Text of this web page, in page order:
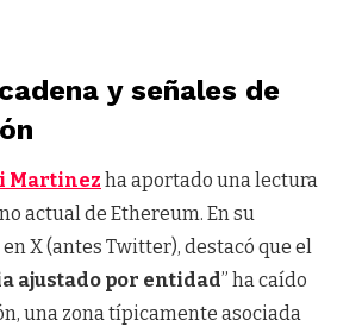
y señales de
Martinez ha aportado una lectura
actual de Ethereum. En su
X (antes Twitter), destacó que el
ajustado por entidad” ha caído
una zona típicamente asociada